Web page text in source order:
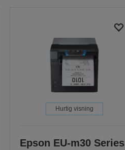
Hurtig visning
Epson EU-m30 Series